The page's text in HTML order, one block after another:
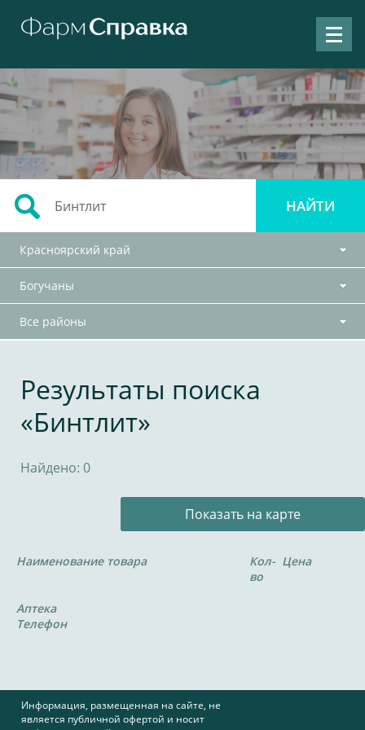
Красноярский край
Богучаны
Все районы
Результаты поиска
«Бинтлит»
Найдено: 0
Показать на карте
Наименование товара
Кол-
во
Цена
Аптека
Телефон
Информация, размещенная на сайте, не
является публичной офертой и носит